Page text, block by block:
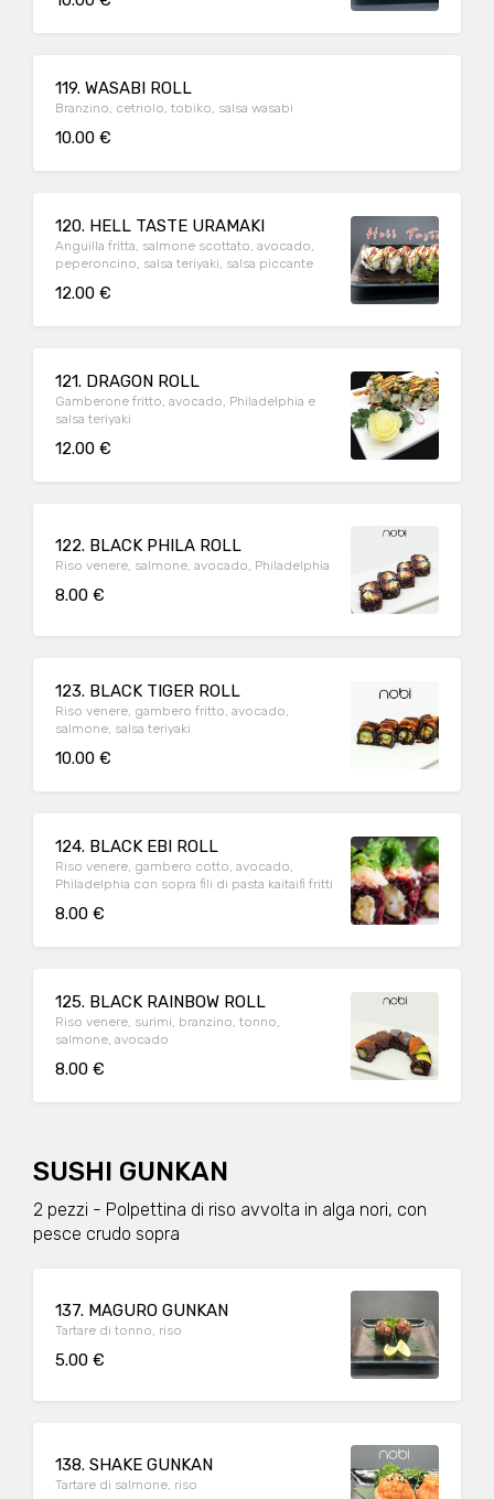
119. WASABI ROLL
Branzino, cetriolo, tobiko, salsa wasabi
10.00 €
120. HELL TASTE URAMAKI
Anguilla fritta, salmone scottato, avocado,
peperoncino, salsa teriyaki, salsa piccante
12.00 €
121. DRAGON ROLL
Gamberone fritto, avocado, Philadelphia e
salsa teriyaki
12.00 €
122. BLACK PHILA ROLL
Riso venere, salmone, avocado, Philadelphia
8.00 €
123. BLACK TIGER ROLL
Riso venere, gambero fritto, avocado,
salmone, salsa teriyaki
10.00 €
124. BLACK EBI ROLL
Riso venere, gambero cotto, avocado,
Philadelphia con sopra fili di pasta kaitaifi fritti
8.00 €
125. BLACK RAINBOW ROLL
Riso venere, surimi, branzino, tonno,
salmone, avocado
8.00 €
SUSHI GUNKAN
2 pezzi - Polpettina di riso avvolta in alga nori, con
pesce crudo sopra
137. MAGURO GUNKAN
Tartare di tonno, riso
5.00 €
138. SHAKE GUNKAN
Tartare di salmone, riso